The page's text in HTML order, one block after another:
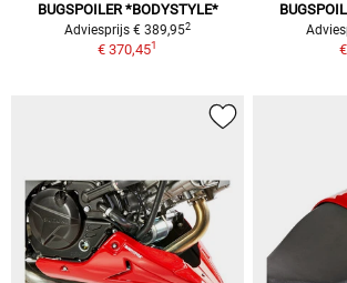
BUGSPOILER *BODYSTYLE*
Adviesprijs € 389,952
€ 370,451